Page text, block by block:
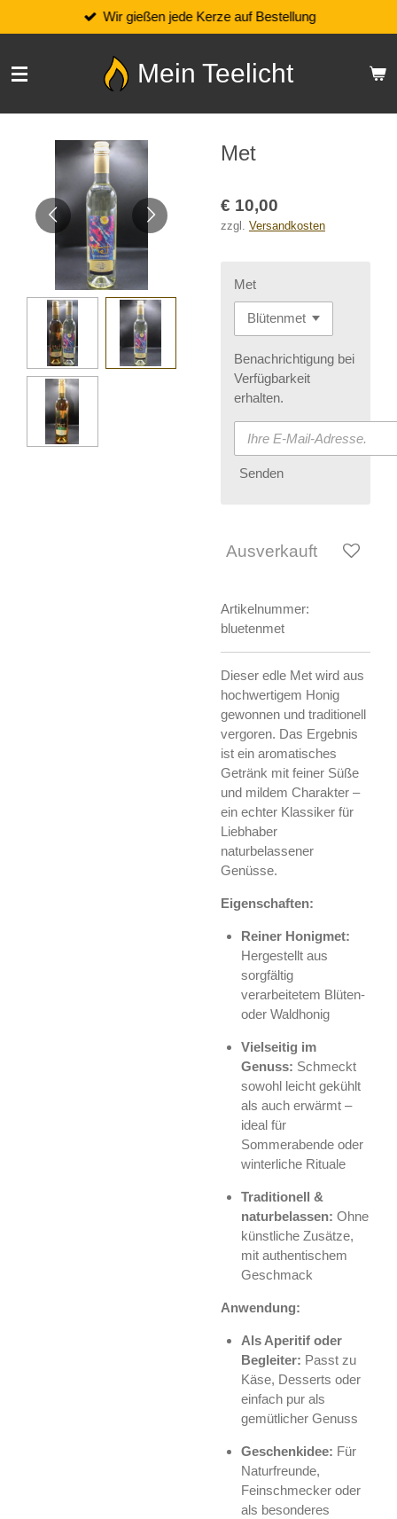
Hauptinhalt
Wir gießen jede Kerze auf Bestellung
Mein Teelicht
Met
€ 10,00
zzgl. Versandkosten
Met
Benachrichtigung bei
Verfügbarkeit
erhalten.
Senden
Ausverkauft
Artikelnummer:
bluetenmet
Dieser edle Met wird aus
hochwertigem Honig
gewonnen und traditionell
vergoren. Das Ergebnis
ist ein aromatisches
Getränk mit feiner Süße
und mildem Charakter –
ein echter Klassiker für
Liebhaber
naturbelassener
Genüsse.
Eigenschaften:
Reiner Honigmet:
Hergestellt aus
sorgfältig
verarbeitetem Blüten-
oder Waldhonig
Vielseitig im
Genuss: Schmeckt
sowohl leicht gekühlt
als auch erwärmt –
ideal für
Sommerabende oder
winterliche Rituale
Traditionell &
naturbelassen: Ohne
künstliche Zusätze,
mit authentischem
Geschmack
Anwendung:
Als Aperitif oder
Begleiter: Passt zu
Käse, Desserts oder
einfach pur als
gemütlicher Genuss
Geschenkidee: Für
Naturfreunde,
Feinschmecker oder
als besonderes